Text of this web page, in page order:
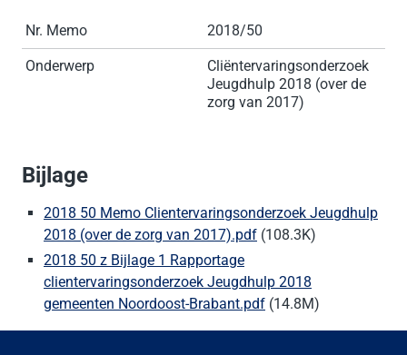
Nr. Memo 2018/50
Onderwerp
Cliëntervaringsonderzoek
Jeugdhulp 2018 (over de
zorg van 2017)
Bijlage
2018 50 Memo Clientervaringsonderzoek Jeugdhulp
2018 (over de zorg van 2017).pdf (108.3K)
2018 50 z Bijlage 1 Rapportage
clientervaringsonderzoek Jeugdhulp 2018
gemeenten Noordoost-Brabant.pdf (14.8M)